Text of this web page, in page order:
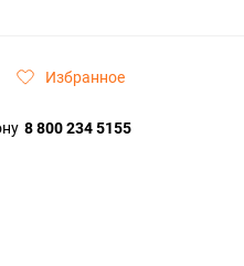
Избранное
8 800 234 5155